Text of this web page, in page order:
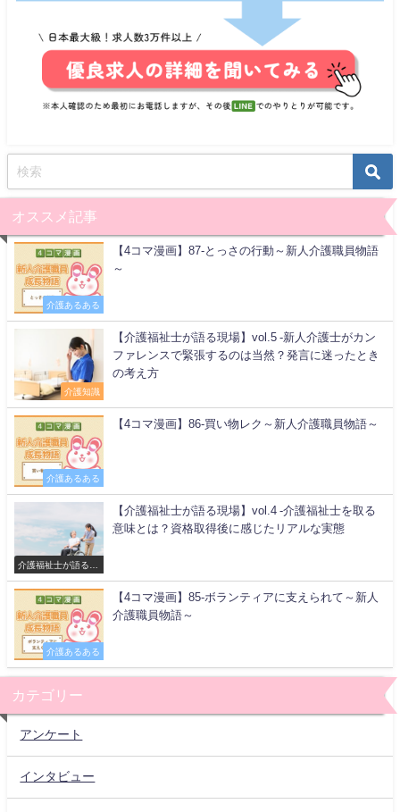
オススメ記事
介護あるある
【4コマ漫画】87-とっさの行動～新人介護職員物語
～
介護知識
【介護福祉士が語る現場】vol.5 -新人介護士がカン
ファレンスで緊張するのは当然？発言に迷ったとき
の考え方
介護あるある
【4コマ漫画】86-買い物レク～新人介護職員物語～
介護福祉士が語る現
場
【介護福祉士が語る現場】vol.4 -介護福祉士を取る
意味とは？資格取得後に感じたリアルな実態
介護あるある
【4コマ漫画】85-ボランティアに支えられて～新人
介護職員物語～
カテゴリー
アンケート
インタビュー